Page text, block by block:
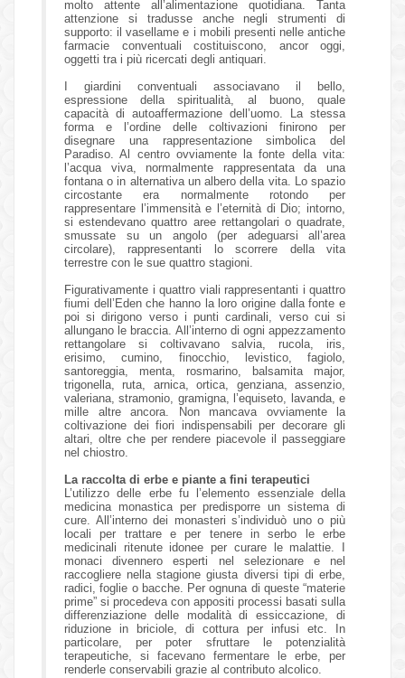
molto attente all’alimentazione quotidiana. Tanta
attenzione si tradusse anche negli strumenti di
supporto: il vasellame e i mobili presenti nelle antiche
farmacie conventuali costituiscono, ancor oggi,
oggetti tra i più ricercati degli antiquari.
I giardini conventuali associavano il bello,
espressione della spiritualità, al buono, quale
capacità di autoaffermazione dell’uomo. La stessa
forma e l’ordine delle coltivazioni finirono per
disegnare una rappresentazione simbolica del
Paradiso. Al centro ovviamente la fonte della vita:
l’acqua viva, normalmente rappresentata da una
fontana o in alternativa un albero della vita. Lo spazio
circostante era normalmente rotondo per
rappresentare l’immensità e l’eternità di Dio; intorno,
si estendevano quattro aree rettangolari o quadrate,
smussate su un angolo (per adeguarsi all’area
circolare), rappresentanti lo scorrere della vita
terrestre con le sue quattro stagioni.
Figurativamente i quattro viali rappresentanti i quattro
fiumi dell’Eden che hanno la loro origine dalla fonte e
poi si dirigono verso i punti cardinali, verso cui si
allungano le braccia. All’interno di ogni appezzamento
rettangolare si coltivavano salvia, rucola, iris,
erisimo, cumino, finocchio, levistico, fagiolo,
santoreggia, menta, rosmarino, balsamita major,
trigonella, ruta, arnica, ortica, genziana, assenzio,
valeriana, stramonio, gramigna, l’equiseto, lavanda, e
mille altre ancora. Non mancava ovviamente la
coltivazione dei fiori indispensabili per decorare gli
altari, oltre che per rendere piacevole il passeggiare
nel chiostro.
La raccolta di erbe e piante a fini terapeutici
L’utilizzo delle erbe fu l’elemento essenziale della
medicina monastica per predisporre un sistema di
cure. All’interno dei monasteri s’individuò uno o più
locali per trattare e per tenere in serbo le erbe
medicinali ritenute idonee per curare le malattie. I
monaci divennero esperti nel selezionare e nel
raccogliere nella stagione giusta diversi tipi di erbe,
radici, foglie o bacche. Per ognuna di queste “materie
prime” si procedeva con appositi processi basati sulla
differenziazione delle modalità di essiccazione, di
riduzione in briciole, di cottura per infusi etc. In
particolare, per poter sfruttare le potenzialità
terapeutiche, si facevano fermentare le erbe, per
renderle conservabili grazie al contributo alcolico.